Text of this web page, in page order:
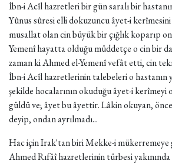
İbn-i Acîl hazretleri bir gün saralı bir
Yûnus sûresi elli dokuzuncu âyet-i
musallat olan cin büyük bir çığlık koparıp
Yemenî hayatta olduğu müddetçe o cin bir
zaman ki Ahmed el-Yemenî vefât etti, cin
İbn-i Acîl hazretlerinin talebeleri o hastanın
şekilde hocalarının okuduğu âyet-i kerîmeyi
güldü ve; âyet bu âyettir. Lâkin okuyan,
deyip, ondan ayrılmadı...
Hac için Irak'tan biri Mekke-i mükerremeye
Ahmed Rıfâî hazretlerinin türbesi